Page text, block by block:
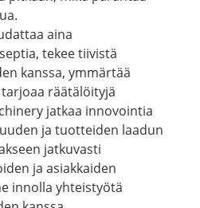
aina
tekee tiivistä
kanssa, ymmärtää
räätälöityjä
jatkaa innovointia
ja tuotteiden laadun
jatkuvasti
ja asiakkaiden
innolla yhteistyötä